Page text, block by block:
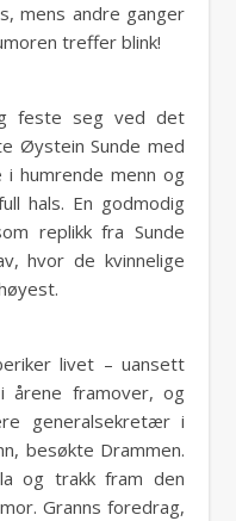
mens andre ganger
treffer blink!
feste seg ved det
Øystein Sunde med
humrende menn og
hals. En godmodig
replikk fra Sunde
hvor de kvinnelige
livet – uansett
framover, og
generalsekretær i
besøkte Drammen.
og trakk fram den
Granns foredrag,